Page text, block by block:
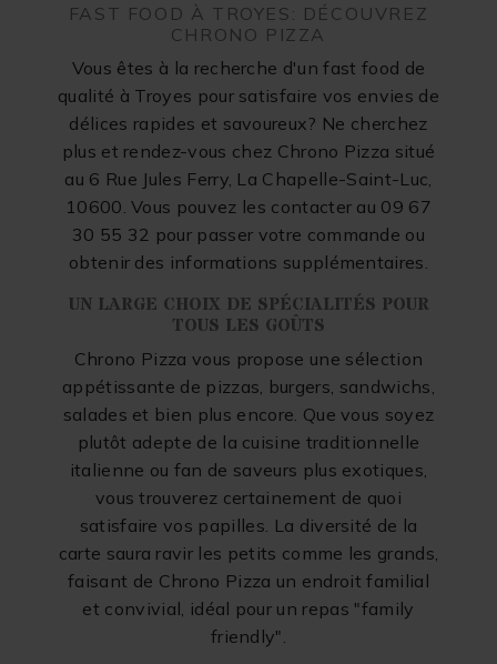
FAST FOOD À TROYES: DÉCOUVREZ
CHRONO PIZZA
Vous êtes à la recherche d'un fast food de
qualité à Troyes pour satisfaire vos envies de
délices rapides et savoureux? Ne cherchez
plus et rendez-vous chez Chrono Pizza situé
au 6 Rue Jules Ferry, La Chapelle-Saint-Luc,
10600. Vous pouvez les contacter au 09 67
30 55 32 pour passer votre commande ou
obtenir des informations supplémentaires.
UN LARGE CHOIX DE SPÉCIALITÉS POUR
TOUS LES GOÛTS
Chrono Pizza vous propose une sélection
appétissante de pizzas, burgers, sandwichs,
salades et bien plus encore. Que vous soyez
plutôt adepte de la cuisine traditionnelle
italienne ou fan de saveurs plus exotiques,
vous trouverez certainement de quoi
satisfaire vos papilles. La diversité de la
carte saura ravir les petits comme les grands,
faisant de Chrono Pizza un endroit familial
et convivial, idéal pour un repas "family
friendly".